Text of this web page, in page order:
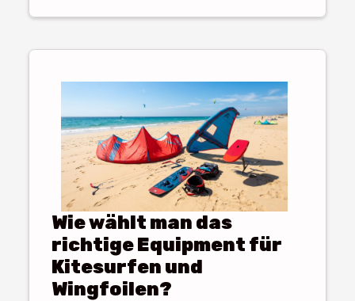
Wie wählt man das
richtige Equipment für
Kitesurfen und
Wingfoilen?